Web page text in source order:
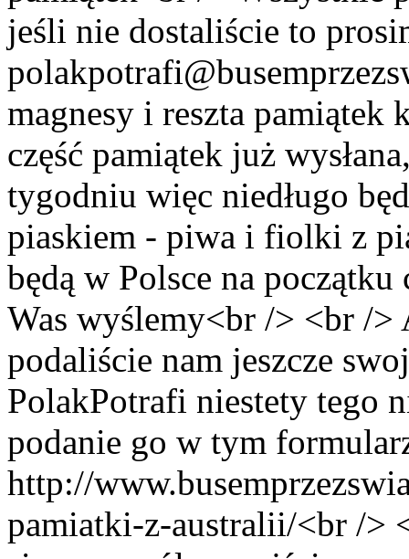
jeśli nie dostaliście to
magnesy i reszta pamiątek
część pamiątek już
tygodniu więc niedługo
piaskiem - piwa i fiolki z
będą w Polsce na
Was wyślemy<br /> <br />
podaliście nam jeszcze
PolakPotrafi niestety tego
podanie go w tym
http://
pamiatki-z-australii/<br />